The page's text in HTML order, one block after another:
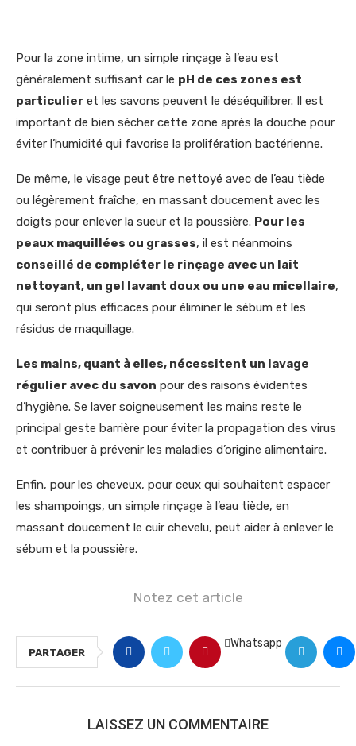
Pour la zone intime, un simple rinçage à l’eau est
généralement suffisant car le pH de ces zones est
particulier et les savons peuvent le déséquilibrer. Il est
important de bien sécher cette zone après la douche pour
éviter l’humidité qui favorise la prolifération bactérienne.
De même, le visage peut être nettoyé avec de l’eau tiède
ou légèrement fraîche, en massant doucement avec les
doigts pour enlever la sueur et la poussière. Pour les
peaux maquillées ou grasses, il est néanmoins
conseillé de compléter le rinçage avec un lait
nettoyant, un gel lavant doux ou une eau micellaire,
qui seront plus efficaces pour éliminer le sébum et les
résidus de maquillage.
Les mains, quant à elles, nécessitent un lavage
régulier avec du savon pour des raisons évidentes
d’hygiène. Se laver soigneusement les mains reste le
principal geste barrière pour éviter la propagation des virus
et contribuer à prévenir les maladies d’origine alimentaire.
Enfin, pour les cheveux, pour ceux qui souhaitent espacer
les shampoings, un simple rinçage à l’eau tiède, en
massant doucement le cuir chevelu, peut aider à enlever le
sébum et la poussière.
Notez cet article
PARTAGER
Whatsapp
LAISSEZ UN COMMENTAIRE